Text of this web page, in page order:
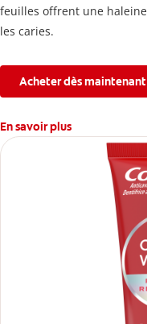
feuilles offrent une
les caries.
Acheter dès maintenant
En savoir plus